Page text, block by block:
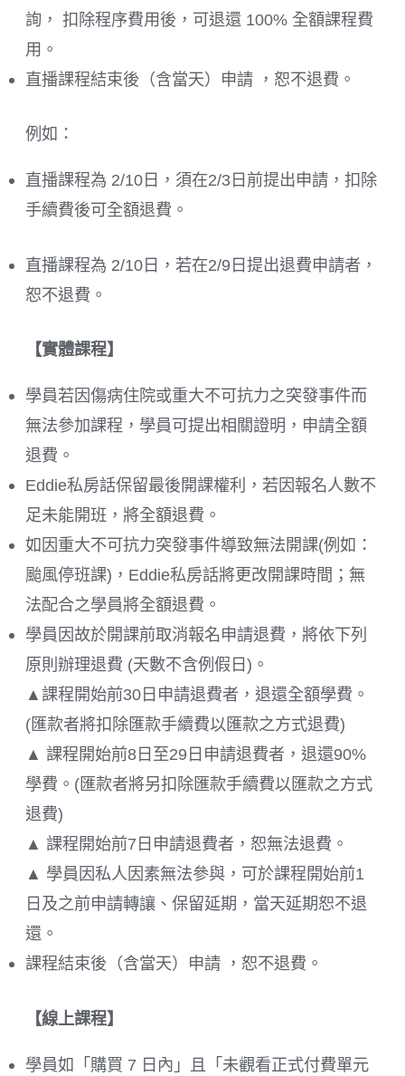
詢， 扣除程序費用後，可退還 100% 全額課程費
用。
直播課程結束後（含當天）申請 ，恕不退費。
例如：
直播課程為 2/10日，須在2/3日前提出申請，扣除
手續費後可全額退費。
直播課程為 2/10日，若在2/9日提出退費申請者，
恕不退費。
【實體課程】
學員若因傷病住院或重大不可抗力之突發事件而
無法參加課程，學員可提出相關證明，申請全額
退費。
Eddie私房話保留最後開課權利，若因報名人數不
足未能開班，將全額退費。
如因重大不可抗力突發事件導致無法開課(例如：
颱風停班課)，Eddie私房話將更改開課時間；無
法配合之學員將全額退費。
學員因故於開課前取消報名申請退費，將依下列
原則辦理退費 (天數不含例假日)。
▲課程開始前30日申請退費者，退還全額學費。
(匯款者將扣除匯款手續費以匯款之方式退費)
▲ 課程開始前8日至29日申請退費者，退還90%
學費。(匯款者將另扣除匯款手續費以匯款之方式
退費)
▲ 課程開始前7日申請退費者，恕無法退費。
▲ 學員因私人因素無法參與，可於課程開始前1
日及之前申請轉讓、保留延期，當天延期恕不退
還。
課程結束後（含當天）申請 ，恕不退費。
【線上課程】
學員如「購買 7 日內」且「未觀看正式付費單元